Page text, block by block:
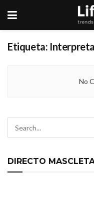
Etiqueta:
No
DIRECTO